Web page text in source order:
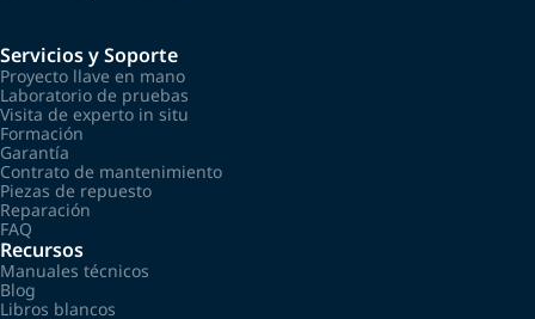
Servicios y Soporte
Proyecto llave en mano
Laboratorio de pruebas
Visita de experto in situ
Formación
Garantía
Contrato de mantenimiento
Piezas de repuesto
Reparación
FAQ
Recursos
Manuales técnicos
Blog
Libros blancos